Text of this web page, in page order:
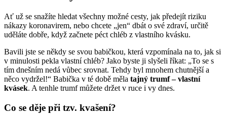
Ať už se snažíte hledat všechny možné cesty, jak předejít riziku
nákazy koronavirem, nebo chcete „jen“ dbát o své zdraví, určitě
uděláte dobře, když začnete péct chléb z vlastního kvásku.
Bavili jste se někdy se svou babičkou, která vzpomínala na to, jak si
v minulosti pekla vlastní chléb? Jako byste ji slyšeli říkat: „To se s
tím dnešním nedá vůbec srovnat. Tehdy byl mnohem chutnější a
něco vydržel!“ Babička v té době měla tajný trumf – vlastní
kvásek. A tenhle trumf můžete držet v ruce i vy dnes.
Co se děje při tzv. kvašení?